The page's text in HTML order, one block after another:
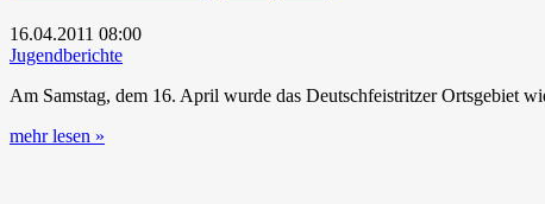
16.04.2011 08:00
Jugendberichte
Am Samstag, dem 16. April wurde das Deutschfeistritzer Ortsgebiet
mehr lesen »